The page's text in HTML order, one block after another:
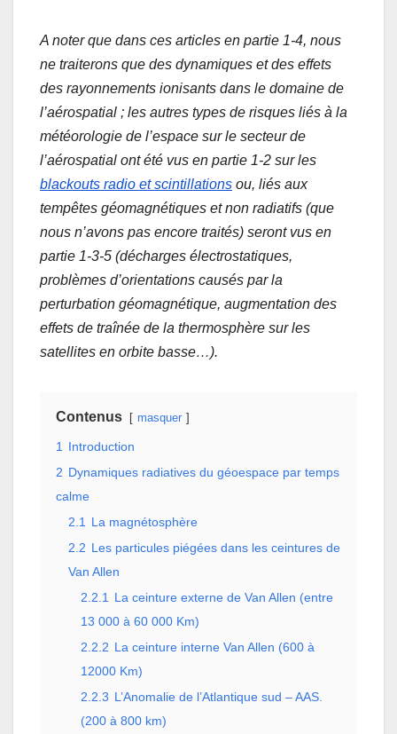
A noter que dans ces articles en partie 1-4, nous
ne traiterons que des dynamiques et des effets
des rayonnements ionisants dans le domaine de
l’aérospatial ; les autres types de risques liés à la
météorologie de l’espace sur le secteur de
l’aérospatial ont été vus en partie 1-2 sur les
blackouts radio et scintillations ou, liés aux
tempêtes géomagnétiques et non radiatifs (que
nous n’avons pas encore traités) seront vus en
partie 1-3-5 (décharges électrostatiques,
problèmes d’orientations causés par la
perturbation géomagnétique, augmentation des
effets de traînée de la thermosphère sur les
satellites en orbite basse…).
Contenus masquer
1 Introduction
2 Dynamiques radiatives du géoespace par temps
calme
2.1 La magnétosphère
2.2 Les particules piégées dans les ceintures de
Van Allen
2.2.1 La ceinture externe de Van Allen (entre
13 000 à 60 000 Km)
2.2.2 La ceinture interne Van Allen (600 à
12000 Km)
2.2.3 L’Anomalie de l’Atlantique sud – AAS.
(200 à 800 km)